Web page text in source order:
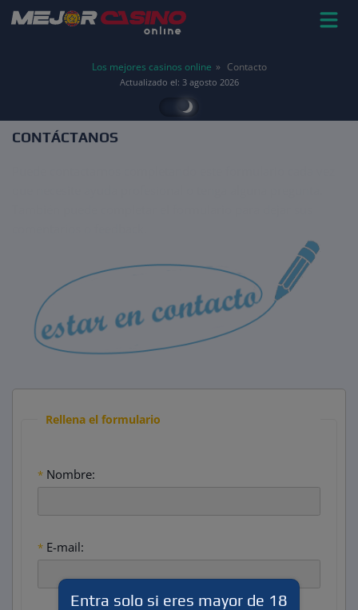
Los mejores casinos online Contacto
Actualizado el: 3 agosto 2026
CONTÁCTANOS
Rellena el formulario
* Nombre:
* E-mail:
Entra solo si eres mayor de 18